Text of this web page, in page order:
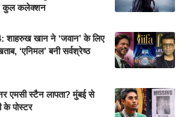
कुल कलेक्शन
खान ने ‘जवान’ के लिए
‘एनिमल’ बनी सर्वश्रेष्ठ
एमसी स्टैन लापता? मुंबई से
पोस्टर